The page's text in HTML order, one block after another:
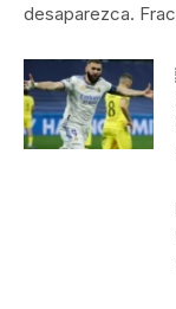
desaparezca.